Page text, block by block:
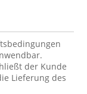
der Kunde
Lieferung des